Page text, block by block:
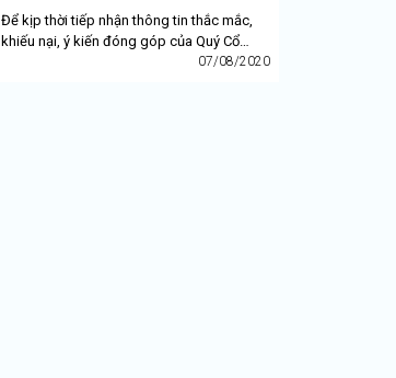
Để kịp thời tiếp nhận thông tin thắc mắc,
khiếu nại, ý kiến đóng góp của Quý Cổ
đông, Công ty Cổ phần Đầu tư và Công
07/08/2020